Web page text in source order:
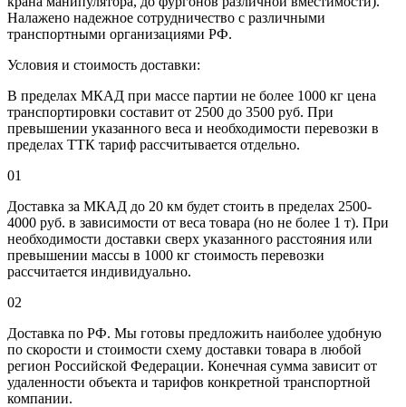
Налажено надежное сотрудничество с различными
транспортными организациями РФ.
Условия и стоимость доставки:
В пределах МКАД при массе партии не более 1000 кг цена
транспортировки составит от 2500 до 3500 руб. При
превышении указанного веса и необходимости перевозки в
пределах ТТК тариф рассчитывается отдельно.
01
Доставка за МКАД до 20 км будет стоить в пределах 2500-
4000 руб. в зависимости от веса товара (но не более 1 т). При
необходимости доставки сверх указанного расстояния или
превышении массы в 1000 кг стоимость перевозки
рассчитается индивидуально.
02
Доставка по РФ. Мы готовы предложить наиболее удобную
по скорости и стоимости схему доставки товара в любой
регион Российской Федерации. Конечная сумма зависит от
удаленности объекта и тарифов конкретной транспортной
компании.